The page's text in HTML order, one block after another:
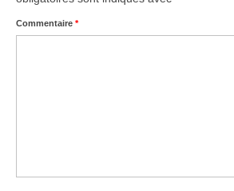
Commentaire *